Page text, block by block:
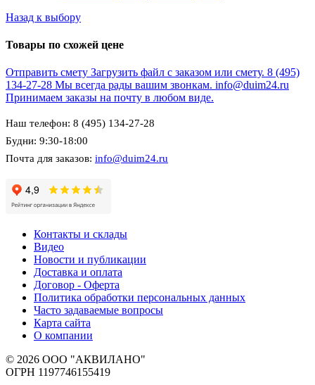
Назад к выбору
Товары по схожей цене
Отправить смету Загрузить файл с заказом или смету. 8 (495)
134-27-28 Мы всегда рады вашим звонкам. info@duim24.ru
Принимаем заказы на почту в любом виде.
Наш телефон: 8 (495) 134-27-28
Будни: 9:30-18:00
Почта для заказов: info@duim24.ru
Контакты и склады
Видео
Новости и публикации
Доставка и оплата
Договор - Оферта
Политика обработки персональных данных
Часто задаваемые вопросы
Карта сайта
О компании
© 2026 ООО "АКВИЛАНО"
ОГРН 1197746155419